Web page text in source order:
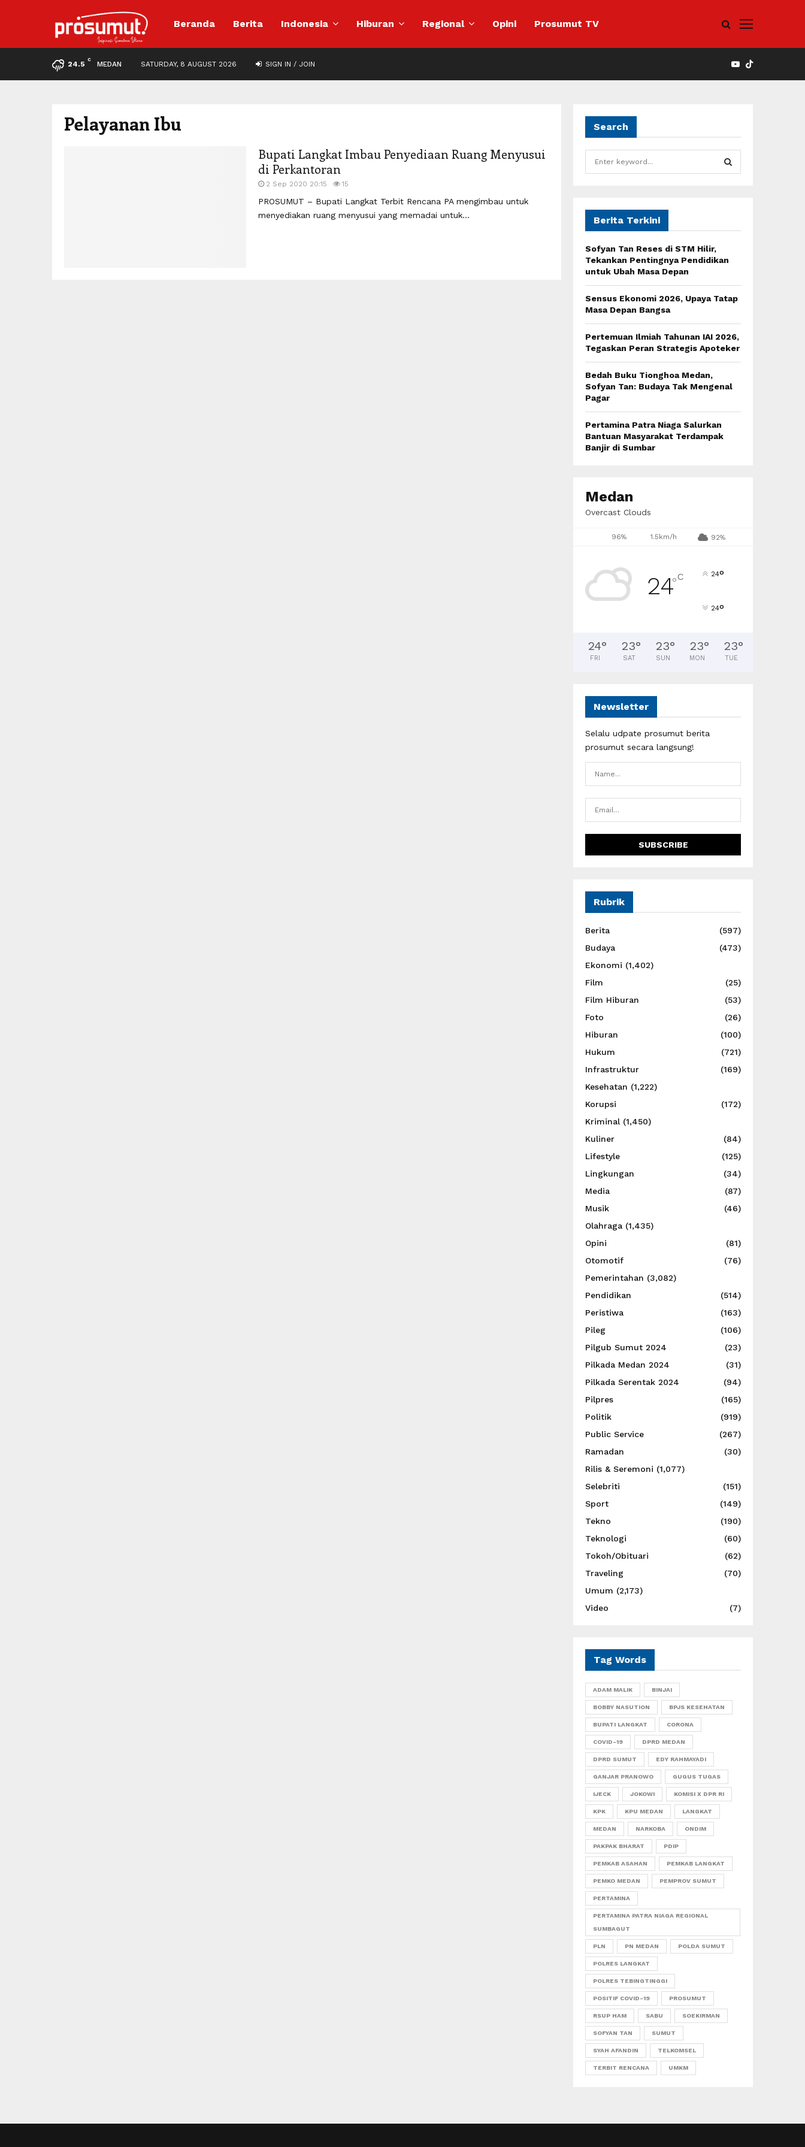
Beranda Berita Indonesia Hiburan Regional Opini Prosumut TV
24.5
C
MEDAN SATURDAY, 8 AUGUST 2026 SIGN IN / JOIN YOUTUBE
Pelayanan Ibu
Bupati Langkat Imbau Penyediaan Ruang Menyusui
di Perkantoran
2 Sep 2020 20:15 15
PROSUMUT – Bupati Langkat Terbit Rencana PA mengimbau untuk
menyediakan ruang menyusui yang memadai untuk...
Search
f
r
:
R
Berita Terkini
Sofyan Tan Reses di STM Hilir,
Tekankan Pentingnya Pendidikan
untuk Ubah Masa Depan
Sensus Ekonomi 2026, Upaya Tatap
Masa Depan Bangsa
Pertemuan Ilmiah Tahunan IAI 2026,
Tegaskan Peran Strategis Apoteker
Bedah Buku Tionghoa Medan,
Sofyan Tan: Budaya Tak Mengenal
Pagar
Pertamina Patra Niaga Salurkan
Bantuan Masyarakat Terdampak
Banjir di Sumbar
Medan
Overcast Clouds
96% 1.5km/h 92%
24°C 24°
24°
24°
FRI
23°
SAT
23°
SUN
23°
MON
23°
TUE
Newsletter
Selalu udpate prosumut berita
prosumut secara langsung!
Rubrik
Berita
(597)
Budaya
(473)
Ekonomi (1,402)
Film
(25)
Film Hiburan
(53)
Foto
(26)
Hiburan
(100)
Hukum
(721)
Infrastruktur
(169)
Kesehatan (1,222)
Korupsi
(172)
Kriminal (1,450)
Kuliner
(84)
Lifestyle
(125)
Lingkungan
(34)
Media
(87)
Musik
(46)
Olahraga (1,435)
Opini
(81)
Otomotif
(76)
Pemerintahan (3,082)
Pendidikan
(514)
Peristiwa
(163)
Pileg
(106)
Pilgub Sumut 2024
(23)
Pilkada Medan 2024
(31)
Pilkada Serentak 2024
(94)
Pilpres
(165)
Politik
(919)
Public Service
(267)
Ramadan
(30)
Rilis & Seremoni (1,077)
Selebriti
(151)
Sport
(149)
Tekno
(190)
Teknologi
(60)
Tokoh/Obituari
(62)
Traveling
(70)
Umum (2,173)
Video
(7)
Tag Words
ADAM MALIK BINJAI
BOBBY NASUTION BPJS KESEHATAN
BUPATI LANGKAT CORONA
COVID-19 DPRD MEDAN
DPRD SUMUT EDY RAHMAYADI
GANJAR PRANOWO GUGUS TUGAS
IJECK JOKOWI KOMISI X DPR RI
KPK KPU MEDAN LANGKAT
MEDAN NARKOBA ONDIM
PAKPAK BHARAT PDIP
PEMKAB ASAHAN PEMKAB LANGKAT
PEMKO MEDAN PEMPROV SUMUT
PERTAMINA
PERTAMINA PATRA NIAGA REGIONAL
SUMBAGUT
PLN PN MEDAN POLDA SUMUT
POLRES LANGKAT
POLRES TEBINGTINGGI
POSITIF COVID-19 PROSUMUT
RSUP HAM SABU SOEKIRMAN
SOFYAN TAN SUMUT
SYAH AFANDIN TELKOMSEL
TERBIT RENCANA UMKM